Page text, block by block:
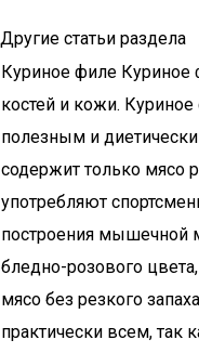
Другие статьи раздела
Куриное филе Куриное
костей и кожи.
полезным и
содержит только мясо
употребляют
построения мышечной
бледно-розового
мясо без резкого
практически всем, так